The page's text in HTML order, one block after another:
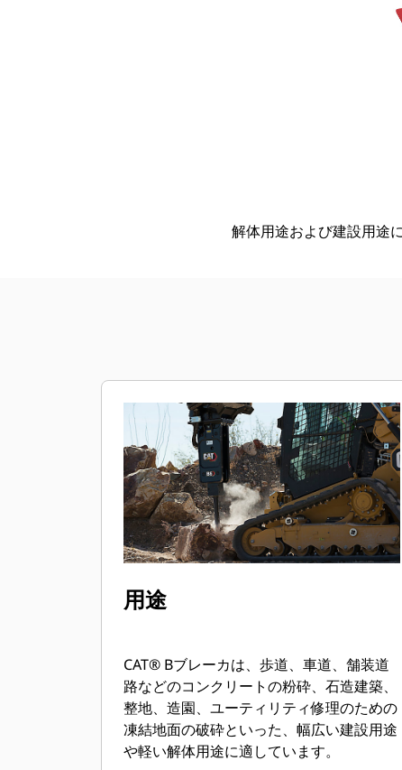
解体用途および建設用途
用途
CAT® Bブレーカは、歩道、車道、舗装道
路などのコンクリートの粉砕、石造建築、
整地、造園、ユーティリティ修理のための
凍結地面の破砕といった、幅広い建設用途
や軽い解体用途に適しています。